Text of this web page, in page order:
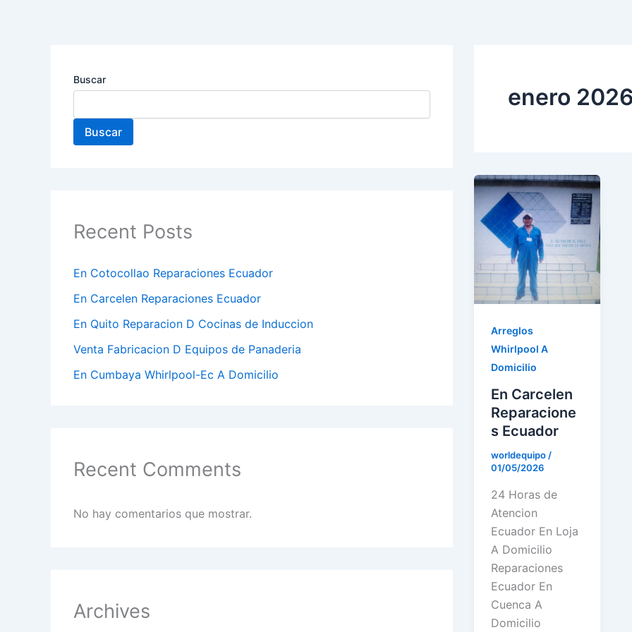
Buscar
Buscar
Recent Posts
En Cotocollao Reparaciones Ecuador
En Carcelen Reparaciones Ecuador
En Quito Reparacion D Cocinas de Induccion
Venta Fabricacion D Equipos de Panaderia
En Cumbaya Whirlpool-Ec A Domicilio
Recent Comments
No hay comentarios que mostrar.
Archives
enero
Arreglos
Whirlpool A
Domicilio
En Carcelen
Reparacione
s Ecuador
worldequipo/
01/05/2026
24 Horas de
Atencion
Ecuador En Loja
A Domicilio
Reparaciones
Ecuador En
Cuenca A
Domicilio